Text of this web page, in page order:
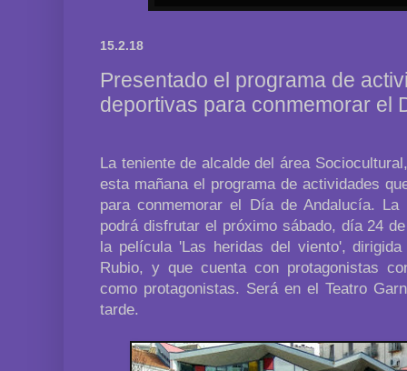
15.2.18
Presentado el programa de
deportivas para conmemorar el
La teniente de alcalde del área
esta mañana el programa de actividades
para conmemorar el Día de Andalucía.
podrá disfrutar el próximo sábado, día 24
la película 'Las heridas del viento',
Rubio, y que cuenta con protagonistas
como protagonistas. Será en el Teatro
tarde.